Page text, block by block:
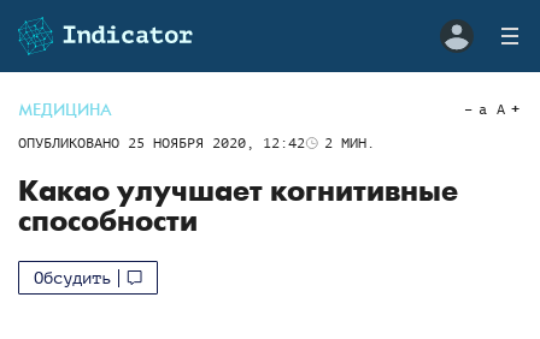
МЕДИЦИНА
ОПУБЛИКОВАНО 25 НОЯБРЯ 2020, 12:42 2 МИН.
a A
Какао улучшает когнитивные
способности
Обсудить